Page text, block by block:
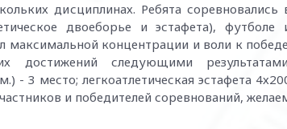
дисциплинах. Ребята соревновались
двоеборье и эстафета), футболе
концентрации и воли к
следующими
- 3 место; легкоатлетическая ️эстафета
и победителей соревнований,